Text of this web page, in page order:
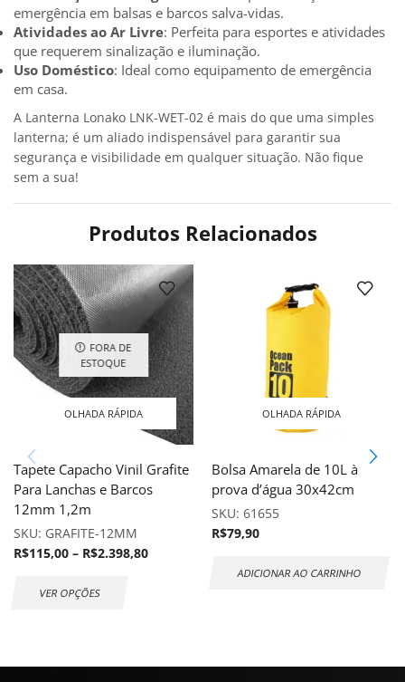
emergência em balsas e barcos salva-vidas.
Atividades ao Ar Livre: Perfeita para esportes e atividades
que requerem sinalização e iluminação.
Uso Doméstico: Ideal como equipamento de emergência
em casa.
A Lanterna Lonako LNK-WET-02 é mais do que uma simples
lanterna; é um aliado indispensável para garantir sua
segurança e visibilidade em qualquer situação. Não fique
sem a sua!
Produtos Relacionados
FORA DE
ESTOQUE
OLHADA RÁPIDA
Tapete Capacho Vinil Grafite
Para Lanchas e Barcos
12mm 1,2m
SKU: GRAFITE-12MM
R$115,00 – R$2.398,80
VER OPÇÕES
OLHADA RÁPIDA
Bolsa Amarela de 10L à
prova d’água 30x42cm
SKU: 61655
R$79,90
ADICIONAR AO CARRINHO